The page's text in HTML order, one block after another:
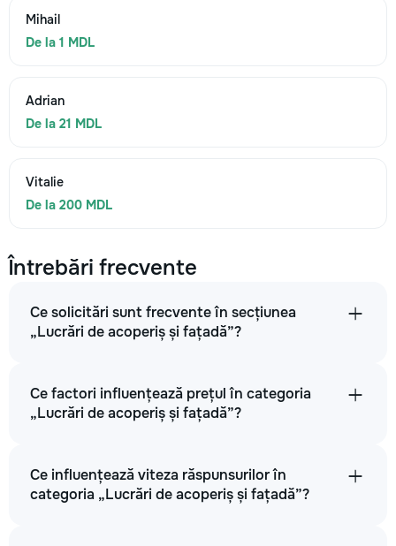
Mihail
De la 1 MDL
Adrian
De la 21 MDL
Vitalie
De la 200 MDL
Întrebări frecvente
Ce solicitări sunt frecvente în secțiunea
„Lucrări de acoperiș și fațadă”?
Ce factori influențează prețul în categoria
„Lucrări de acoperiș și fațadă”?
Ce influențează viteza răspunsurilor în
categoria „Lucrări de acoperiș și fațadă”?